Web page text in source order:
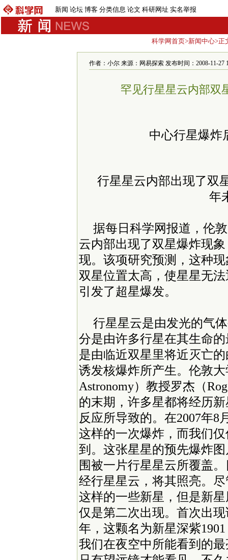
新闻 论坛 博客 分类信息 论文 科研网址 实名举报
科学网首页>新闻中心>正
作者：小尔 来源：网易探索 发布时间：2008-11-27
罕见行星星云内部双
中心行星爆炸
行星星云内部出现了双
年
据每日科学网报道，伦
云内部出现了双星爆炸现
现。该项研究预测，这种
双星位置太高，使星星无
引发了超星爆发。
行星星云是由发光的气
分是由许多行星在其生命
是由临近双星里将近灭亡
诱发核爆炸所产生。伦敦大
Astronomy）教授罗杰（
的末期，许多星都将经历
反应所导致的。在2007年8
这样的一次爆炸，而我们
到。这张星星的预先爆炸
围被一片行星星云所覆盖
经行星星云，将其照亮。
这样的一些新星，但是新
仅是第二次出现。首次出
年，这颗名为新星深紫
我们在夜空中所能看到的